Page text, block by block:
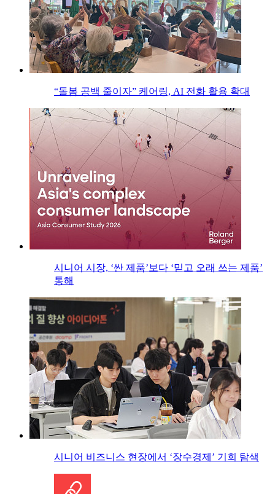
“돌봄 공백 줄이자” 케어링, AI 전화 활용 확대
시니어 시장, ‘싼 제품’보다 ‘믿고 오래 쓰는 제품’
통해
시니어 비즈니스 현장에서 ‘장수경제’ 기회 탐색